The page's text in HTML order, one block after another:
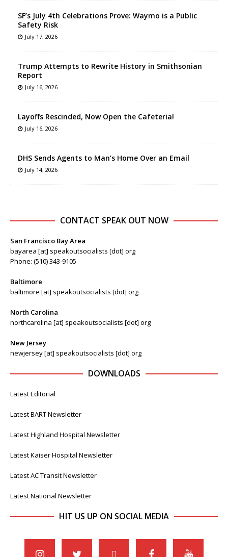
SF’s July 4th Celebrations Prove: Waymo is a Public
Safety Risk
July 17, 2026
Trump Attempts to Rewrite History in Smithsonian
Report
July 16, 2026
Layoffs Rescinded, Now Open the Cafeteria!
July 16, 2026
DHS Sends Agents to Man’s Home Over an Email
July 14, 2026
CONTACT SPEAK OUT NOW
San Francisco Bay Area
bayarea [at] speakoutsocialists [dot] org
Phone: (510) 343-9105
Baltimore
baltimore [at] speakoutsocialists [dot] org
North Carolina
northcarolina [at] speakoutsocialists [dot] org
New Jersey
newjersey [at] speakoutsocialists [dot] org
DOWNLOADS
Latest Editorial
Latest BART Newsletter
Latest Highland Hospital Newsletter
Latest Kaiser Hospital Newsletter
Latest AC Transit Newsletter
Latest National Newsletter
HIT US UP ON SOCIAL MEDIA